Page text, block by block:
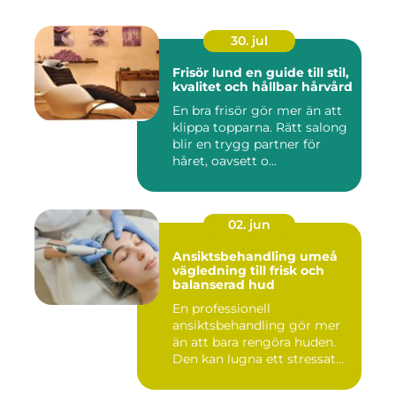
30. jul
Frisör lund en guide till stil,
kvalitet och hållbar hårvård
En bra frisör gör mer än att
klippa topparna. Rätt salong
blir en trygg partner för
håret, oavsett o...
02. jun
Ansiktsbehandling umeå
vägledning till frisk och
balanserad hud
En professionell
ansiktsbehandling gör mer
än att bara rengöra huden.
Den kan lugna ett stressat